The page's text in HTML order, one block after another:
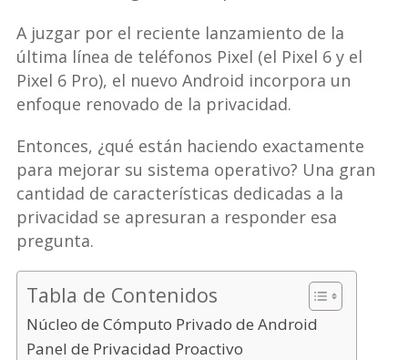
A juzgar por el reciente lanzamiento de la
última línea de teléfonos Pixel (el Pixel 6 y el
Pixel 6 Pro), el nuevo Android incorpora un
enfoque renovado de la privacidad.
Entonces, ¿qué están haciendo exactamente
para mejorar su sistema operativo? Una gran
cantidad de características dedicadas a la
privacidad se apresuran a responder esa
pregunta.
Tabla de Contenidos
Núcleo de Cómputo Privado de Android
Panel de Privacidad Proactivo